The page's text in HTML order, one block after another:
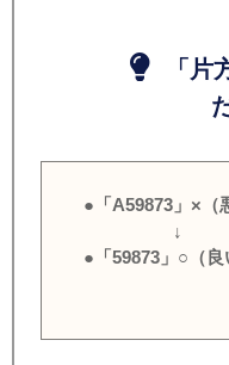
「片方
だ
●「A59873」×（
↓
●「59873」○（良